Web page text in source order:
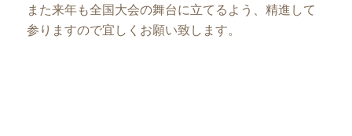
また来年も全国大会の舞台に立てるよう、精進して
参りますので宜しくお願い致します。